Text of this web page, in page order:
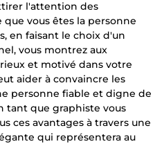
l'attention des
vous êtes la personne
en faisant le choix d'un
vous montrez aux
et motivé dans votre
aider à convaincre les
personne fiable et digne de
tant que graphiste vous
ces avantages à travers une
qui représentera au